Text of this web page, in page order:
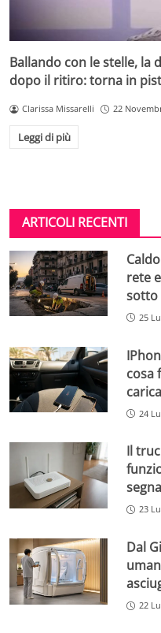
Ballando con le stelle, la
dopo il ritiro: torna in
Clarissa Missarelli 22
Leggi di più
ARTICOLI RECENTI
rete
sotto
25
cosa
24
Il
23
Dal
22